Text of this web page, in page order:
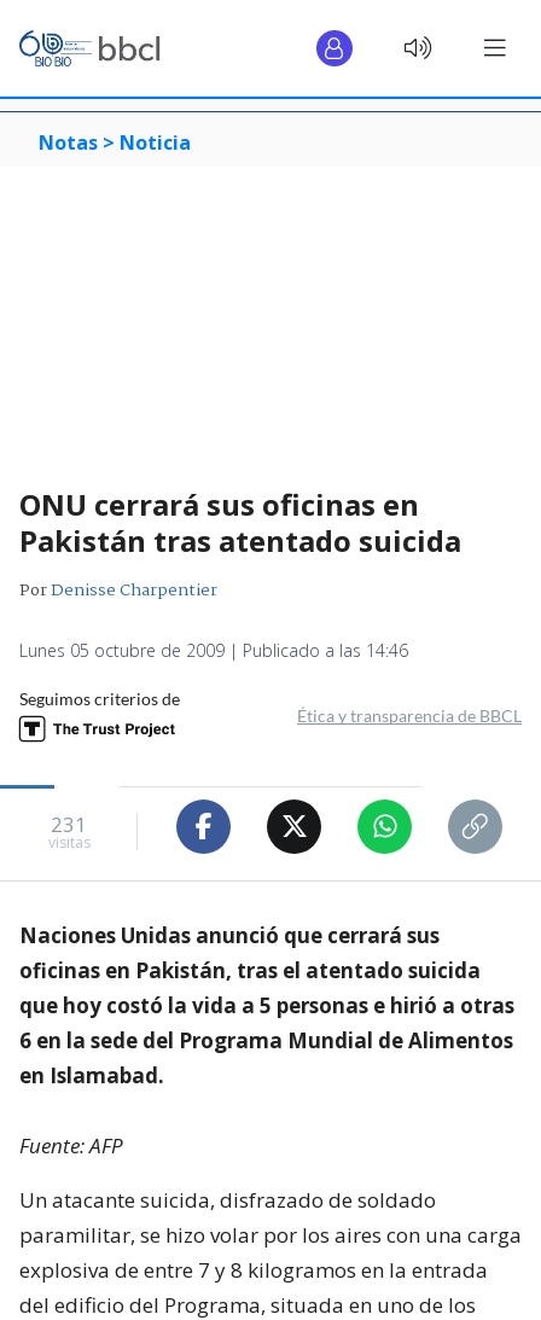
Notas > Noticia
ONU cerrará sus oficinas en
Pakistán tras atentado suicida
PorDenisse Charpentier
Lunes 05 octubre de 2009 | Publicado a las 14:46
Seguimos criterios de
Ética y transparencia de BBCL
231
visitas
Naciones Unidas anunció que cerrará sus
oficinas en Pakistán, tras el atentado suicida
que hoy costó la vida a 5 personas e hirió a otras
6 en la sede del Programa Mundial de Alimentos
en Islamabad.
Fuente: AFP
Un atacante suicida, disfrazado de soldado
paramilitar, se hizo volar por los aires con una carga
explosiva de entre 7 y 8 kilogramos en la entrada
del edificio del Programa, situada en uno de los